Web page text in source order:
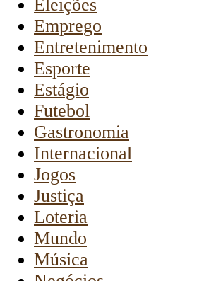
Eleições
Emprego
Entretenimento
Esporte
Estágio
Futebol
Gastronomia
Internacional
Jogos
Justiça
Loteria
Mundo
Música